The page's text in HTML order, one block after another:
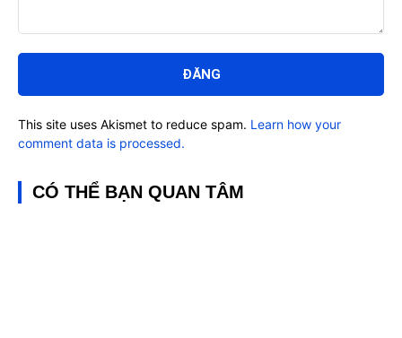
luận:
This site uses Akismet to reduce spam. Learn how your
comment data is processed.
CÓ THỂ BẠN QUAN TÂM